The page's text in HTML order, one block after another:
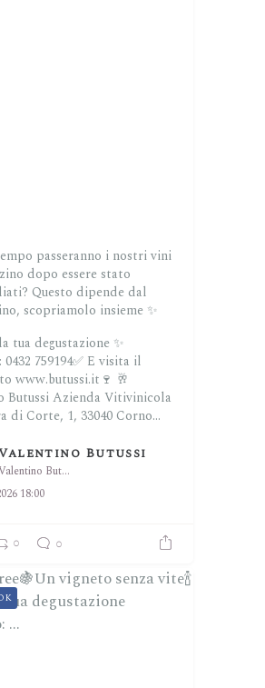
passeranno i nostri vini
dopo essere stato
Questo dipende dal
scopriamolo insieme ✨
tua degustazione ✨
759194✅ E visita il
www.butussi.it🍷 🥂
Butussi Azienda Vitivinicola
di Corte, 1, 33040 Corno...
Butussi
Valentino Butussi
18:00
0 0